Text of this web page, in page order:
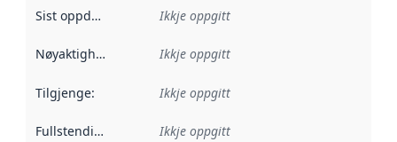
Sist oppdatert Ikkje oppgitt
Nøyaktigheit Ikkje oppgitt
Tilgjenge: Ikkje oppgitt
Fullstendigheit Ikkje oppgitt